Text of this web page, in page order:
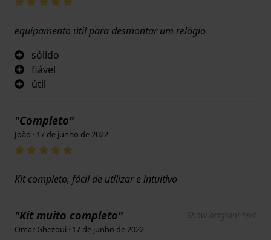
equipamento útil para desmontar um relógio
sólido
fiável
útil
"Completo"
João · 17 de junho de 2022
Kit completo, fácil de utilizar e intuitivo
"Kit muito completo" Show original text
Omar Ghezoui · 17 de junho de 2022